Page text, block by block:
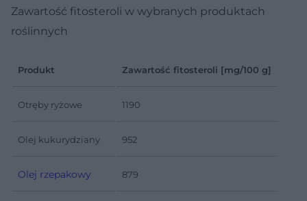
Zawartość fitosteroli w wybranych produktach
roślinnych
Produkt Zawartość fitosteroli [mg/100 g]
Otręby ryżowe 1190
Olej kukurydziany 952
Olej rzepakowy 879